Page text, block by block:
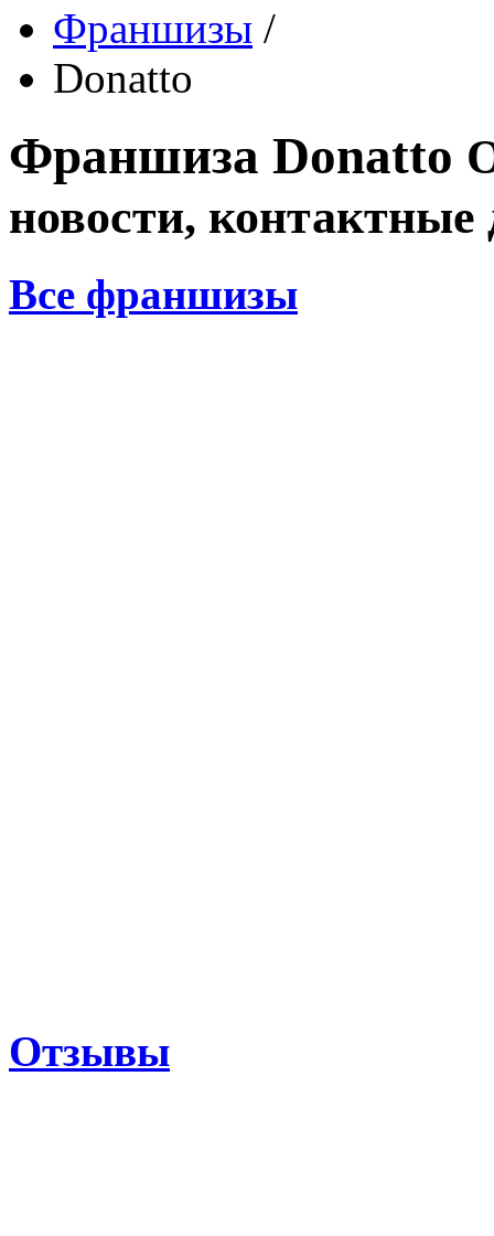
Франшизы /
Donatto
Франшиза Donatto
новости,
Все франшизы
Отзывы